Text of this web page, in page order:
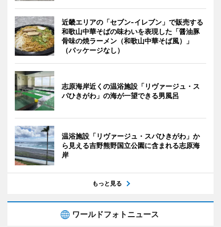
近畿エリアの「セブン-イレブン」で販売する
和歌山中華そばの味わいを表現した「醤油豚
骨味の焼ラーメン（和歌山中華そば風）」
（パッケージなし）
志原海岸近くの温浴施設「リヴァージュ・ス
パひきがわ」の海が一望できる男風呂
温浴施設「リヴァージュ・スパひきがわ」か
ら見える吉野熊野国立公園に含まれる志原海
岸
もっと見る
ワールドフォトニュース